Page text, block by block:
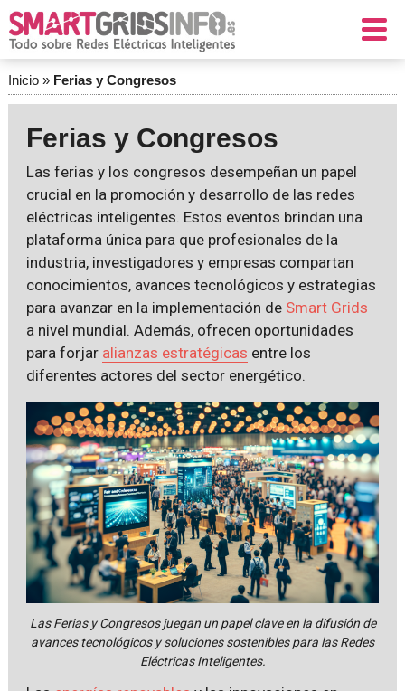
Inicio» Ferias y Congresos
Ferias y Congresos
Las ferias y los congresos desempeñan un papel
crucial en la promoción y desarrollo de las redes
eléctricas inteligentes. Estos eventos brindan una
plataforma única para que profesionales de la
industria, investigadores y empresas compartan
conocimientos, avances tecnológicos y estrategias
para avanzar en la implementación de Smart Grids
a nivel mundial. Además, ofrecen oportunidades
para forjar alianzas estratégicas entre los
diferentes actores del sector energético.
Las Ferias y Congresos juegan un papel clave en la difusión de
avances tecnológicos y soluciones sostenibles para las Redes
Eléctricas Inteligentes.